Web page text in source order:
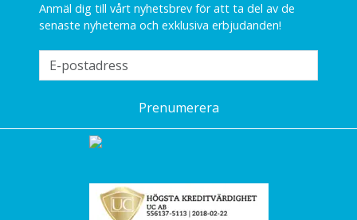
Anmäl dig till vårt nyhetsbrev för att ta del av de
senaste nyheterna och exklusiva erbjudanden!
Prenumerera